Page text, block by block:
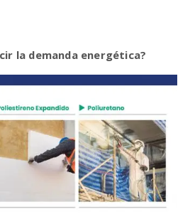
la demanda energética?